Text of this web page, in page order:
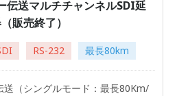
伝送マルチチャンネルSDI延
販売終了）
RS-232 最長80km
（シングルモード：最長80Km/